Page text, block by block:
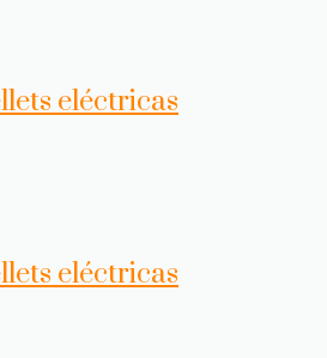
eléctricas
eléctricas